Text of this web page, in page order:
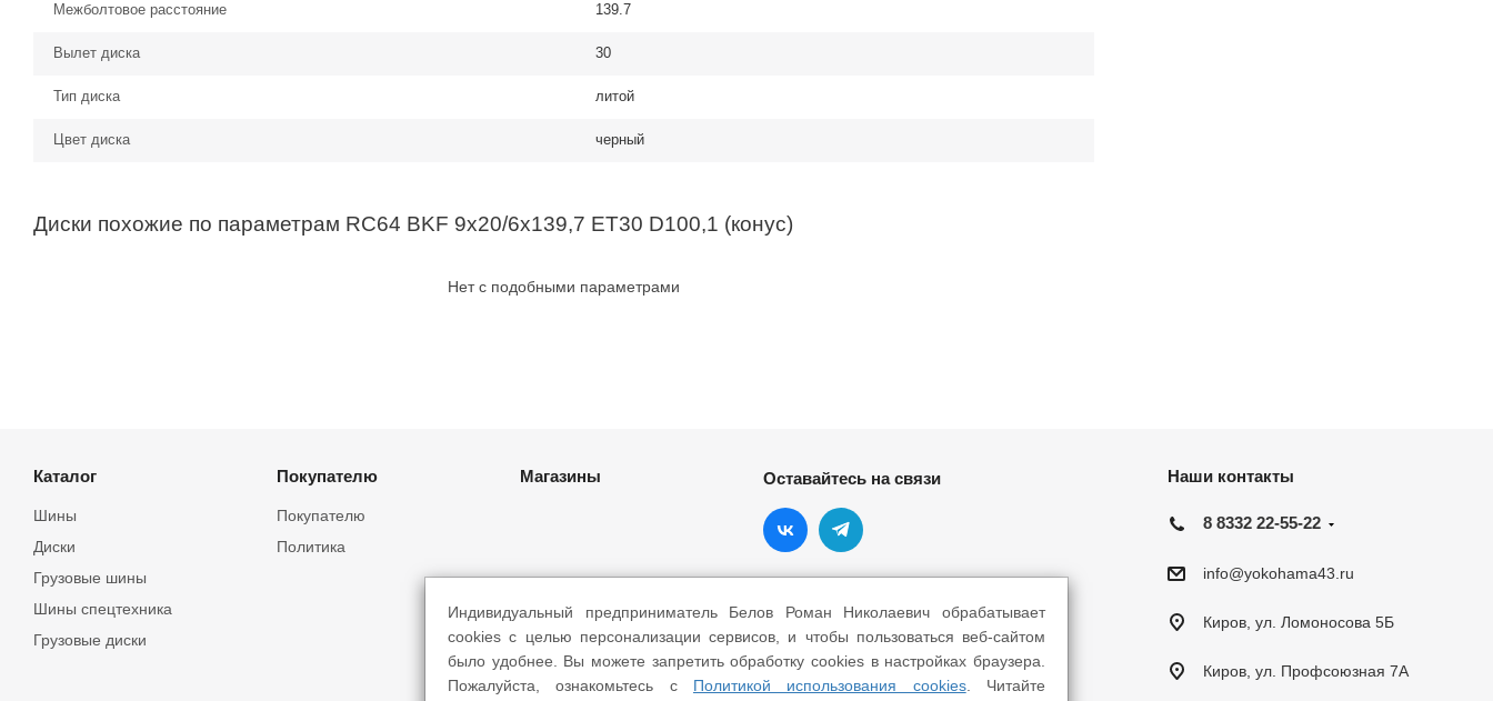
Межболтовое расстояние 139.7
Вылет диска 30
Тип диска литой
Цвет диска черный
Диски похожие по параметрам RC64 BKF 9x20/6x139,7 ET30 D100,1 (конус)
Нет с подобными параметрами
Каталог
Шины
Грузовые шины
Шины спецтехника
Диски
Грузовые диски
Покупателю
Покупателю
Политика
Магазины Оставайтесь на связи Наши контакты
8 8332 22-55-22
info@yokohama43.ru
Киров, ул. Ломоносова 5Б
Киров, ул. Профсоюзная 7А
Индивидуальный предприниматель Белов Роман Николаевич обрабатывает
cookies с целью персонализации сервисов, и чтобы пользоваться веб-сайтом
было удобнее. Вы можете запретить обработку cookies в настройках браузера.
Пожалуйста, ознакомьтесь с Политикой использования cookies. Читайте